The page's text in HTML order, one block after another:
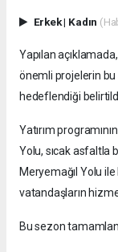
Erkek| Kadın
Yapılan
önemli projelerin bu
hedeflendiği
Yatırım
Yolu, sıcak asfaltla
Meryemağıl Yolu
vatandaşların
Bu sezon